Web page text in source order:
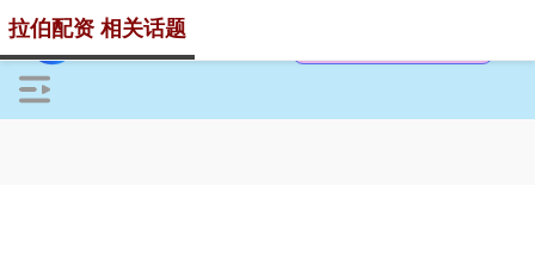
拉伯配资 相关话题